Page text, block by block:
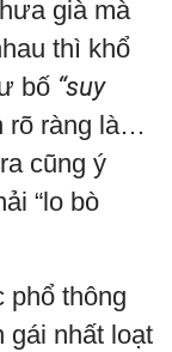
già mà
thì khổ
bố “suy
rõ ràng là…
cũng ý
“lo bò
phổ thông
gái nhất loạt